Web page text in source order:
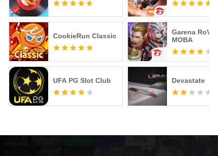
CookieRun Classic
UFA PG Slot Club
Garena RoV:
MOBA
Devastate